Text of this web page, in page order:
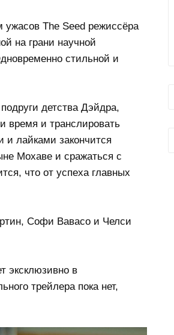
The Seed режиссёра
на грани научной
стильной и
детства Дэйдра,
время и транслировать
и лайками закончится
Мохаве и сражаться с
что от успеха главных
Софи Вавасо и Челси
эксклюзивно в
трейлера пока нет,